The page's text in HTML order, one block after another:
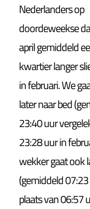
Nederlanders op
doordeweekse
april gemiddeld
kwartier langer
in februari. We
later naar bed
23:40 uur
23:28 uur in
wekker gaat ook
(gemiddeld
plaats van 06:57